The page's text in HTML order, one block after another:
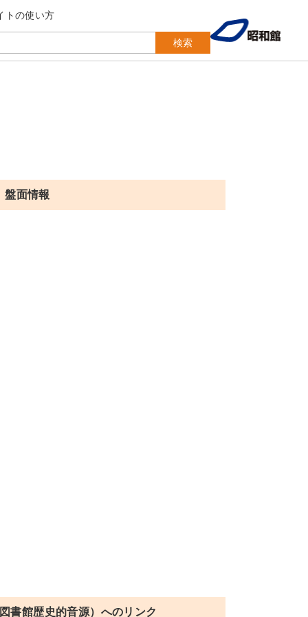
検索
トの使い方
盤面情報
書館歴史的音源）へのリンク